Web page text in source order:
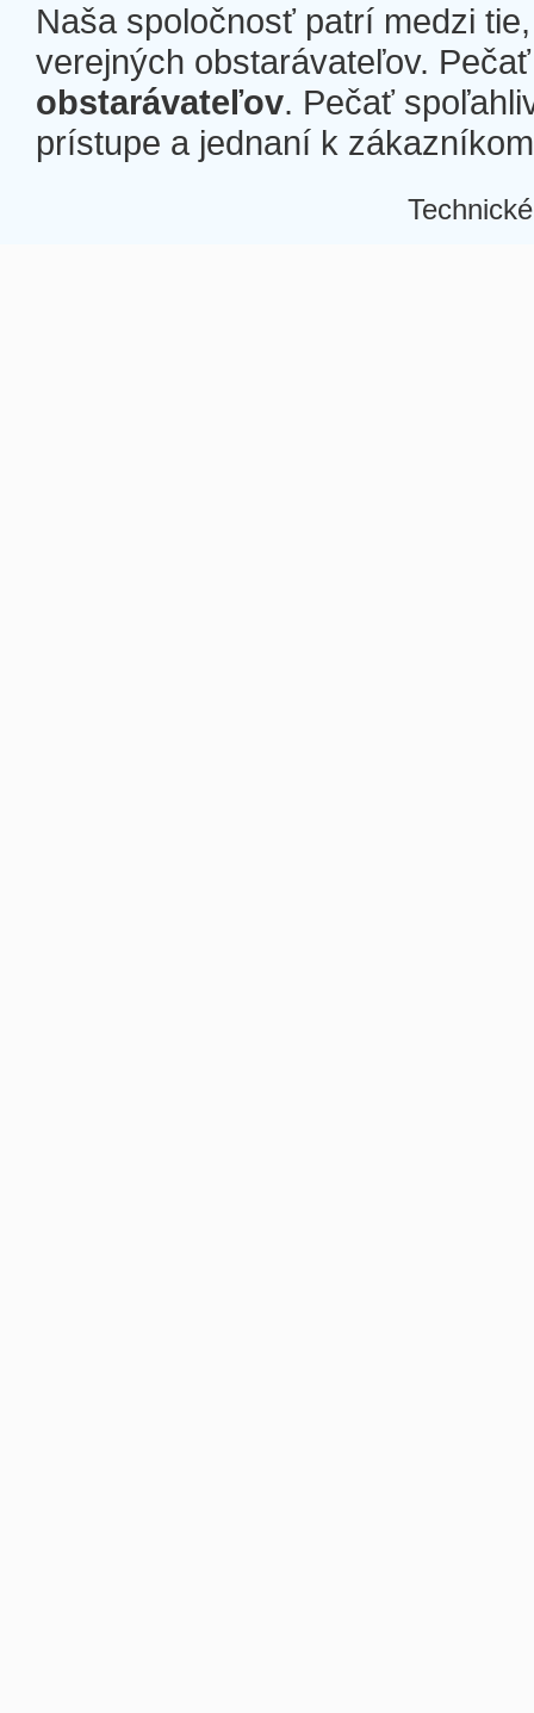
Naša spoločnosť patrí medzi
verejných obstarávateľov.
obstarávateľov. Pečať
prístupe a jednaní k